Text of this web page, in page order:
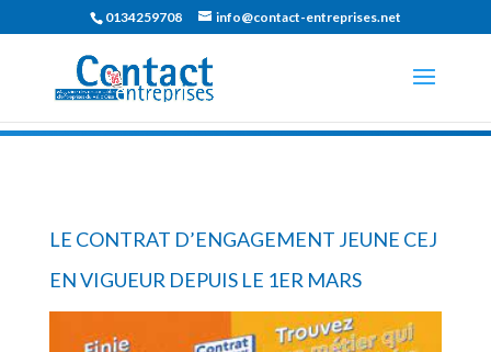
0134259708 info@contact-entreprises.net
LE CONTRAT D’ENGAGEMENT JEUNE CEJ
EN VIGUEUR DEPUIS LE 1ER MARS